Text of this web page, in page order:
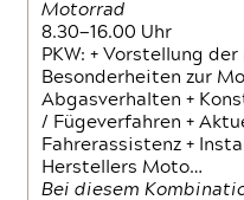
Motorrad
8.30—16.00 Uhr
PKW: + Vorstellung
Besonderheiten zur
Abgasverhalten +
/ Fügeverfahren +
Fahrerassistenz +
Herstellers Moto…
Bei diesem